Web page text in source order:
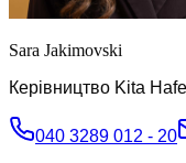
Sara Jakimovski
Керівництво Kita
040 3289 012 - 20